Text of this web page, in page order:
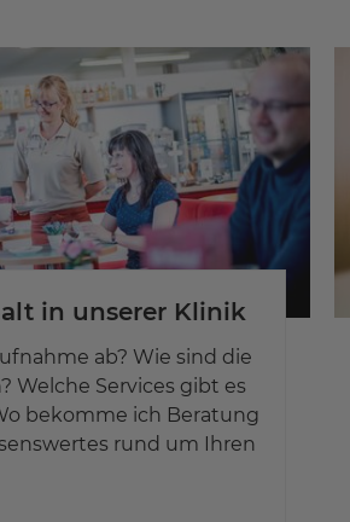
in unserer Klinik
ab? Wie sind die
Welche Services gibt es
bekomme ich Beratung
rund um Ihren